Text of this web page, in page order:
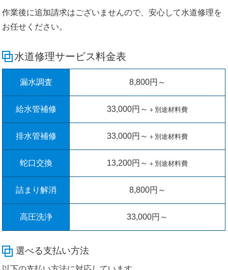
作業後に追加請求はございませんので、安心して水道修理を
お任せください。
水道修理サービス料金表
漏水調査 8,800円～
給水管補修 33,000円～ ＋別途材料費
排水管補修 33,000円～ ＋別途材料費
蛇口交換 13,200円～ ＋別途材料費
詰まり解消 8,800円～
高圧洗浄 33,000円～
選べる支払い方法